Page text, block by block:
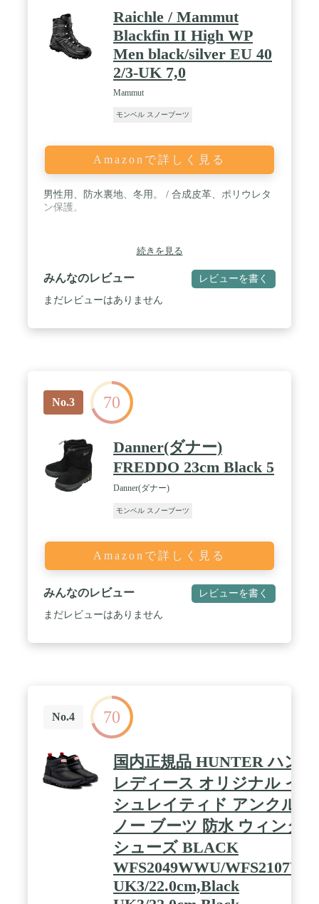
Raichle / Mammut
Blackfin II High WP
Men black/silver EU 40
2/3-UK 7,0
Mammut
モンベル スノーブーツ
Amazonで詳しく見る
男性用、防水裏地、冬用。 / 合成皮革、ポリウレタ
ン保護。
続きを見る
みんなのレビュー レビューを書く
まだレビューはありません
No.3 70
Danner(ダナー)
FREDDO 23cm Black 5
Danner(ダナー)
モンベル スノーブーツ
Amazonで詳しく見る
みんなのレビュー レビューを書く
まだレビューはありません
No.4 70
国内正規品 HUNTER ハン
レディース オリジナル イン
シュレイティド アンクル ス
ノー ブーツ 防水 ウィンター
シューズ BLACK
WFS2049WWU/
UK3/22.0cm,Black